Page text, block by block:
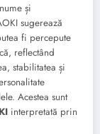
și
sugerează
fi percepute
reflectând
stabilitatea și
Acestea sunt
interpretată prin